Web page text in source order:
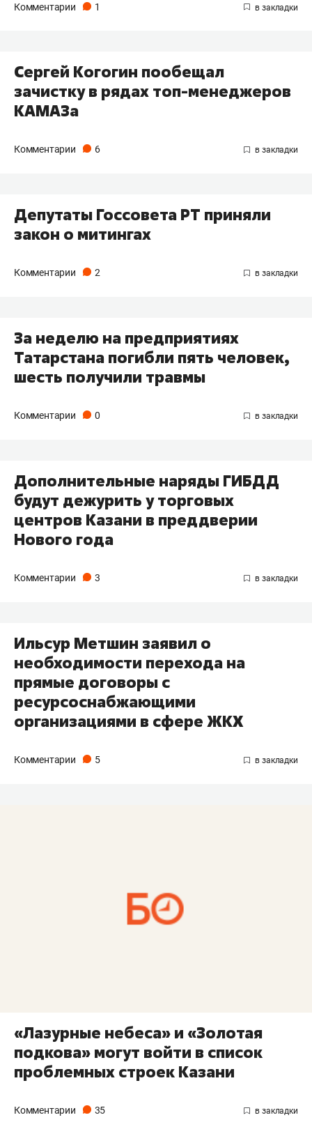
Комментарии 1
Сергей Когогин пообещал
зачистку в рядах топ-менеджеров
КАМАЗа
Комментарии 6
Депутаты Госсовета РТ приняли
закон о митингах
Комментарии 2
За неделю на предприятиях
Татарстана погибли пять человек,
шесть получили травмы
Комментарии 0
Дополнительные наряды ГИБДД
будут дежурить у торговых
центров Казани в преддверии
Нового года
Комментарии 3
Ильсур Метшин заявил о
необходимости перехода на
прямые договоры с
ресурсоснабжающими
организациями в сфере ЖКХ
Комментарии 5
«Лазурные небеса» и «Золотая
подкова» могут войти в список
проблемных строек Казани
Комментарии 35